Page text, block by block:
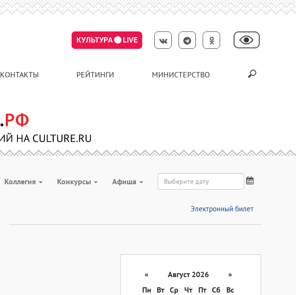
КУЛЬТУРА LIVE
КОНТАКТЫ РЕЙТИНГИ МИНИСТЕРСТВО
Коллегия Конкурсы Aфиша
Электронный билет
« Август 2026
»
Пн
Вт Ср Чт Пт Сб
Вс